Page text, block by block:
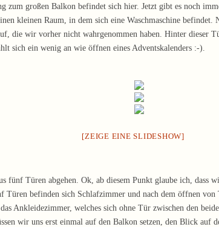
zum großen Balkon befindet sich hier. Jetzt gibt es noch
kleinen Raum, in dem sich eine Waschmaschine
die wir vorher nicht wahrgenommen haben. Hinter dieser
sich ein wenig an wie öffnen eines Adventskalenders :-).
[ZEIGE EINE SLIDESHOW]
Türen abgehen. Ok, ab diesem Punkt glaube ich, dass
befinden sich Schlafzimmer und nach dem öffnen
Ankleidezimmer, welches sich ohne Tür zwischen den
wir uns erst einmal auf den Balkon setzen, den Blick auf